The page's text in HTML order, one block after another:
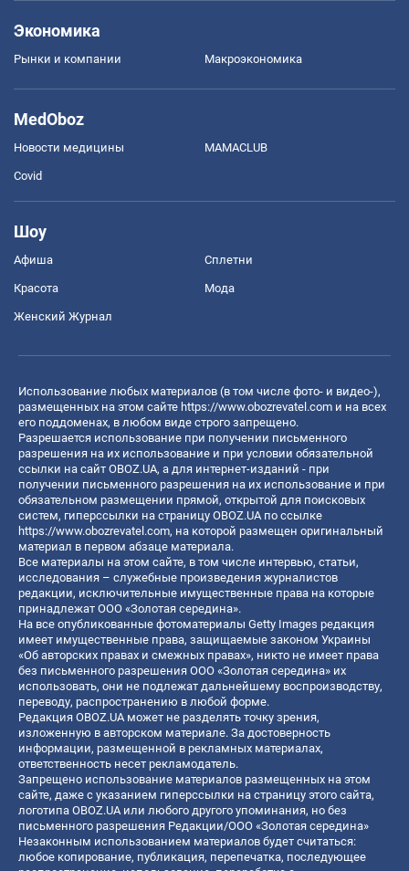
Экономика
Рынки и компании Mакроэкономика
MedOboz
Новости медицины MAMACLUB
Covid
Шоу
Афиша Сплетни
Красота Мода
Женский Журнал
Использование любых материалов (в том числе фото- и видео-),
размещенных на этом сайте https://www.obozrevatel.com и на всех
его поддоменах, в любом виде строго запрещено.
Разрешается использование при получении письменного
разрешения на их использование и при условии обязательной
ссылки на сайт OBOZ.UA, а для интернет-изданий - при
получении письменного разрешения на их использование и при
обязательном размещении прямой, открытой для поисковых
систем, гиперссылки на страницу OBOZ.UA по ссылке
https://www.obozrevatel.com, на которой размещен оригинальный
материал в первом абзаце материала.
Все материалы на этом сайте, в том числе интервью, статьи,
исследования – служебные произведения журналистов
редакции, исключительные имущественные права на которые
принадлежат ООО «Золотая середина».
На все опубликованные фотоматериалы Getty Images редакция
имеет имущественные права, защищаемые законом Украины
«Об авторских правах и смежных правах», никто не имеет права
без письменного разрешения ООО «Золотая середина» их
использовать, они не подлежат дальнейшему воспроизводству,
переводу, распространению в любой форме.
Редакция OBOZ.UA может не разделять точку зрения,
изложенную в авторском материале. За достоверность
информации, размещенной в рекламных материалах,
ответственность несет рекламодатель.
Запрещено использование материалов размещенных на этом
сайте, даже с указанием гиперссылки на страницу этого сайта,
логотипа OBOZ.UA или любого другого упоминания, но без
письменного разрешения Редакции/ООО «Золотая середина»
Незаконным использованием материалов будет считаться:
любое копирование, публикация, перепечатка, последующее